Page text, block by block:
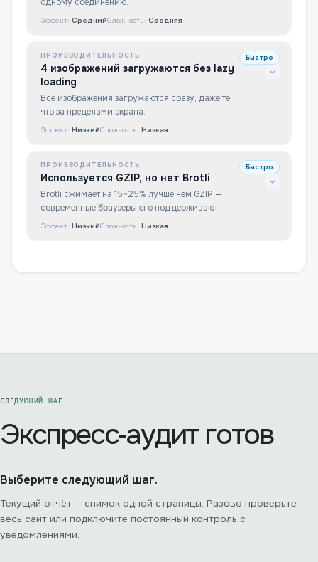
Эффект: СреднийСложность: Средняя
ПРОИЗВОДИТЕЛЬНОСТЬ
4 изображений загружаются без lazy
loading
Все изображения загружаются сразу, даже те,
что за пределами экрана.
Быстро
Эффект: НизкийСложность: Низкая
ПРОИЗВОДИТЕЛЬНОСТЬ
Используется GZIP, но нет Brotli
Brotli сжимает на 15–25% лучше чем GZIP —
современные браузеры его поддерживают.
Быстро
Эффект: НизкийСложность: Низкая
СЛЕДУЮЩИЙ ШАГ
Экспресс‑аудит готов
Выберите следующий шаг.
Текущий отчёт — снимок одной страницы. Разово проверьте
весь сайт или подключите постоянный контроль с
уведомлениями.